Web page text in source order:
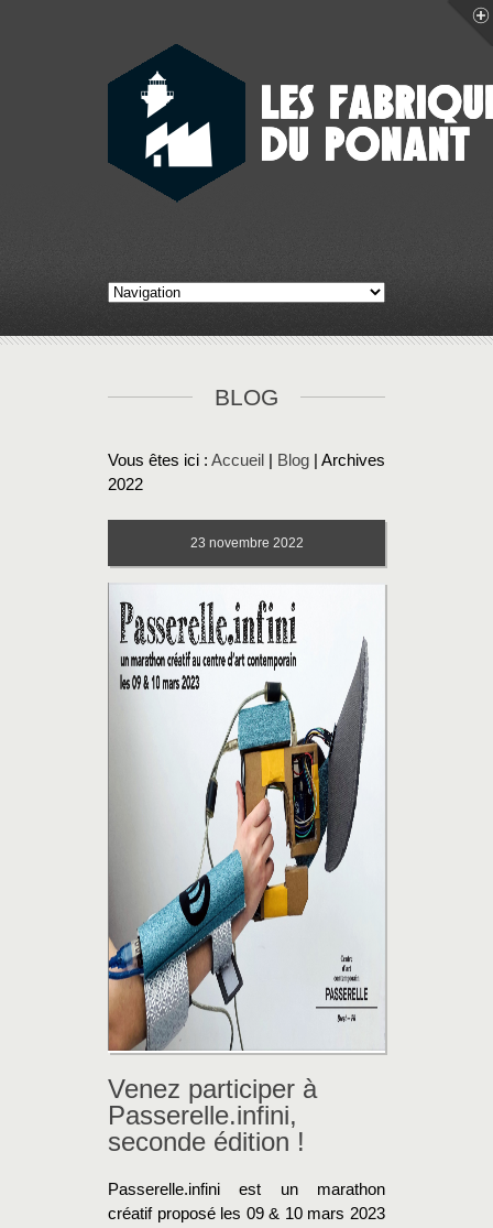
BLOG
Vous êtes ici : Accueil Blog | Archives
2022
23 novembre 2022
Venez participer à
Passerelle.infini,
seconde édition !
Passerelle.infini est un marathon
créatif proposé les 09 & 10 mars 2023